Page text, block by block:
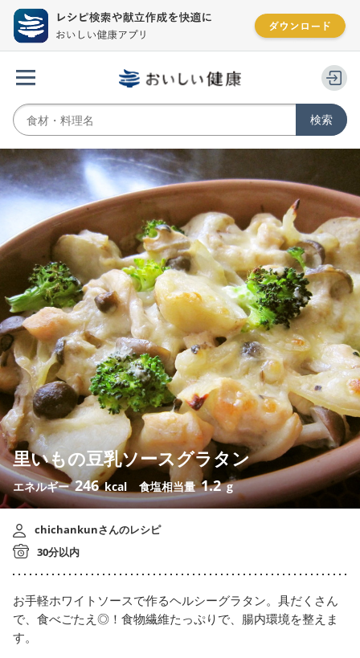
里いもの豆乳ソースグラタン
エネルギー246 kcal 食塩相当量1.2 g
chichankunさんのレシピ
30分以内
お手軽ホワイトソースで作るヘルシーグラタン。具だくさん
で、食べごたえ◎！食物繊維たっぷりで、腸内環境を整えま
す。